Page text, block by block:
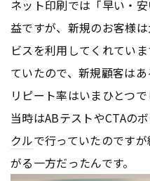
ネット印刷では「早い・
益ですが、新規のお客様
ビスを利用してくれてい
ていたので、新規顧客は
リピート率はいまひとつで
当時はABテストやCTAの
クルで行っていたのです
がる一方だったんです。